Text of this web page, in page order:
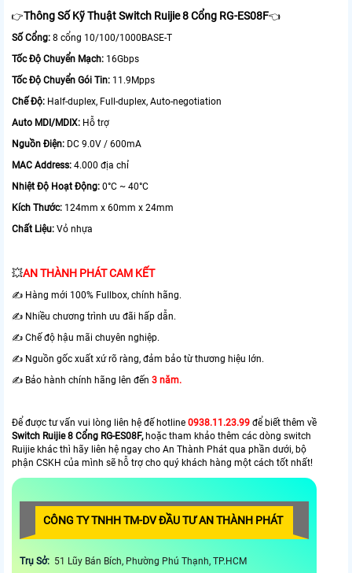
👉Thông Số Kỹ Thuật Switch Ruijie 8 Cổng RG-ES08F👈
Số Cổng: 8 cổng 10/100/1000BASE-T
Tốc Độ Chuyển Mạch: 16Gbps
Tốc Độ Chuyển Gói Tin: 11.9Mpps
Chế Độ: Half-duplex, Full-duplex, Auto-negotiation
Auto MDI/MDIX: Hỗ trợ
Nguồn Điện: DC 9.0V / 600mA
MAC Address: 4.000 địa chỉ
Nhiệt Độ Hoạt Động: 0°C ~ 40°C
Kích Thước: 124mm x 60mm x 24mm
Chất Liệu: Vỏ nhựa
💥AN THÀNH PHÁT CAM KẾT
✍️ Hàng mới 100% Fullbox, chính hãng.
✍️ Nhiều chương trình ưu đãi hấp dẫn.
✍️ Chế độ hậu mãi chuyên nghiệp.
✍️ Nguồn gốc xuất xứ rõ ràng, đảm bảo từ thương hiệu lớn.
✍️ Bảo hành chính hãng lên đến 3 năm.
Để được tư vấn vui lòng liên hệ đế hotline 0938.11.23.99 để biết thêm về
Switch Ruijie 8 Cổng RG-ES08F, hoặc tham khảo thêm các dòng switch
Ruijie khác thì hãy liên hệ ngay cho An Thành Phát qua phần dưới, bộ
phận CSKH của mình sẽ hỗ trợ cho quý khách hàng một cách tốt nhất!
CÔNG TY TNHH TM-DV ĐẦU TƯ AN THÀNH PHÁT
Trụ Sở: 51 Lũy Bán Bích, Phường Phú Thạnh, TP.HCM